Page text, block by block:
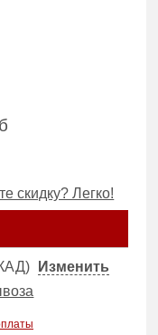
скидку? Легко!
Изменить